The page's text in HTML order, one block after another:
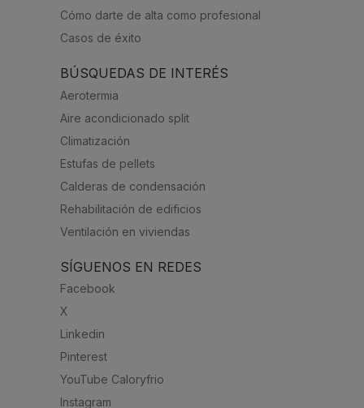
Cómo darte de alta como profesional
Casos de éxito
BÚSQUEDAS DE INTERÉS
Aerotermia
Aire acondicionado split
Climatización
Estufas de pellets
Calderas de condensación
Rehabilitación de edificios
Ventilación en viviendas
SÍGUENOS EN REDES
Facebook
X
Linkedin
Pinterest
YouTube Caloryfrio
Instagram